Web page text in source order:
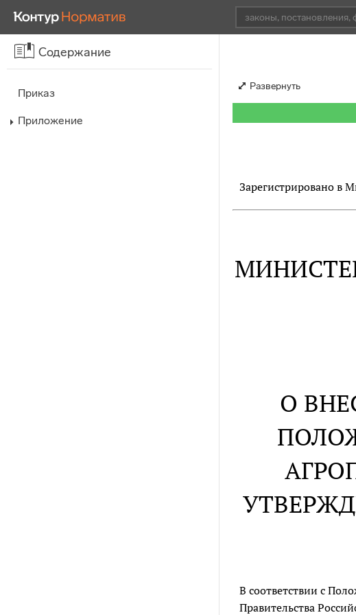
Содержание
Приказ
Приложение
Развернуть
Зарегистрировано в
О
В соответствии с
Правительства